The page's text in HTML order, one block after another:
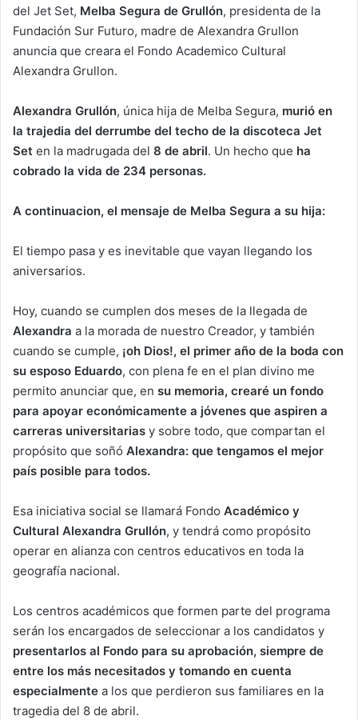
del Jet Set, Melba Segura de Grullón, presidenta de la
Fundación Sur Futuro, madre de Alexandra Grullon
anuncia que creara el Fondo Academico Cultural
Alexandra Grullon.
Alexandra Grullón, única hija de Melba Segura, murió en
la trajedia del derrumbe del techo de la discoteca Jet
Set en la madrugada del 8 de abril. Un hecho que ha
cobrado la vida de 234 personas.
A continuacion, el mensaje de Melba Segura a su hija:
El tiempo pasa y es inevitable que vayan llegando los
aniversarios.
Hoy, cuando se cumplen dos meses de la llegada de
Alexandra a la morada de nuestro Creador, y también
cuando se cumple, ¡oh Dios!, el primer año de la boda con
su esposo Eduardo, con plena fe en el plan divino me
permito anunciar que, en su memoria, crearé un fondo
para apoyar económicamente a jóvenes que aspiren a
carreras universitarias y sobre todo, que compartan el
propósito que soñó Alexandra: que tengamos el mejor
país posible para todos.
Esa iniciativa social se llamará Fondo Académico y
Cultural Alexandra Grullón, y tendrá como propósito
operar en alianza con centros educativos en toda la
geografía nacional.
Los centros académicos que formen parte del programa
serán los encargados de seleccionar a los candidatos y
presentarlos al Fondo para su aprobación, siempre de
entre los más necesitados y tomando en cuenta
especialmente a los que perdieron sus familiares en la
tragedia del 8 de abril.